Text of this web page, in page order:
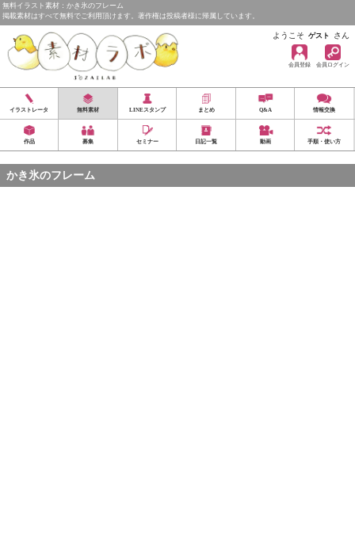
無料イラスト素材：かき氷のフレーム
掲載素材はすべて無料でご利用頂けます。著作権は投稿者様に帰属しています。
ようこそ ゲスト さん
会員登録 会員ログイン
イラストレータ 無料素材 LINEスタンプ まとめ Q&A 情報交換
作品 募集 セミナー 日記一覧 動画 手順・使い方
かき氷のフレーム